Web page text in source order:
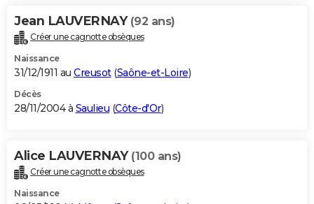
Jean LAUVERNAY (92 ans)
Créer une cagnotte obsèques
Naissance
31/12/1911 au Creusot(Saône-et-Loire)
Décès
28/11/2004 à Saulieu (Côte-d'Or)
Alice LAUVERNAY (100 ans)
Créer une cagnotte obsèques
Naissance